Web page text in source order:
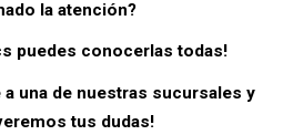
la atención?
puedes conocerlas todas!
a una de nuestras sucursales y
tus dudas!